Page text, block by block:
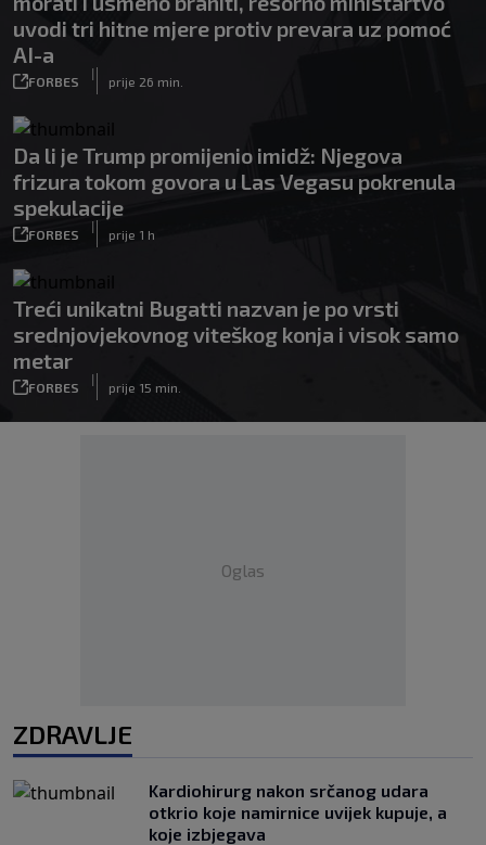
uvodi tri hitne mjere protiv prevara uz pomoć
AI-a
FORBES
|
prije 26 min.
Da li je Trump promijenio imidž: Njegova
frizura tokom govora u Las Vegasu pokrenula
spekulacije
FORBES
|
prije 1 h
Treći unikatni Bugatti nazvan je po vrsti
srednjovjekovnog viteškog konja i visok samo
metar
FORBES
|
prije 15 min.
Oglas
ZDRAVLJE
Kardiohirurg nakon srčanog udara
otkrio koje namirnice uvijek kupuje, a
koje izbjegava